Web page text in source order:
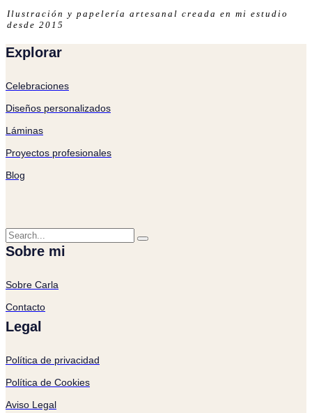
Ilustración y papelería artesanal creada en mi estudio
desde 2015
Explorar
Celebraciones
Diseños personalizados
Láminas
Proyectos profesionales
Blog
Sobre mi
Sobre Carla
Contacto
Legal
Política de privacidad
Política de Cookies
Aviso Legal